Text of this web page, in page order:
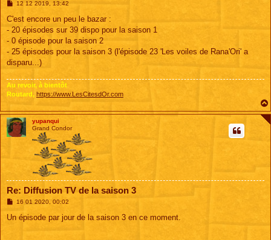
M
s
a
g
12 12 2019, 13:42
C'est encore un peu le bazar :
- 20 épisodes sur 39 dispo pour la saison 1
- 0 épisode pour la saison 2
- 25 épisodes pour la saison 3 (l'épisode 23 'Les voiles de Rana'Ori' a
disparu...)
Au revoir, à bientôt
Routard, https://www.LesCitesdOr.com
yupanqui
Grand Condor
Re: Diffusion TV de la saison 3
M
s
16 01 2020, 00:02
Un épisode par jour de la saison 3 en ce moment.